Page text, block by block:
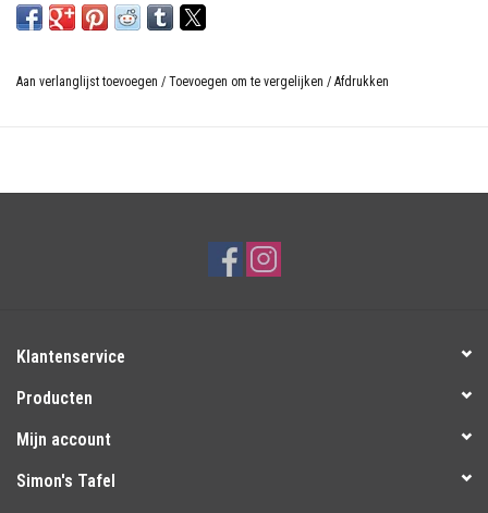
Aan verlanglijst toevoegen / Toevoegen om te vergelijken / Afdrukken
Klantenservice
Producten
Mijn account
Simon's Tafel